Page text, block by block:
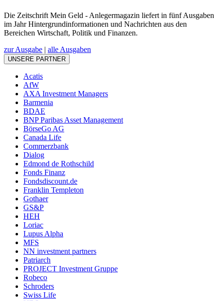
Die Zeitschrift Mein Geld - Anlegermagazin liefert in fünf Ausgaben
im Jahr Hintergrundinformationen und Nachrichten aus den
Bereichen Wirtschaft, Politik und Finanzen.
zur Ausgabe | alle Ausgaben
UNSERE PARTNER
Acatis
AfW
AXA Investment Managers
Barmenia
BDAE
BNP Paribas Asset Management
BörseGo AG
Canada Life
Commerzbank
Dialog
Edmond de Rothschild
Fonds Finanz
Fondsdiscount.de
Franklin Templeton
Gothaer
GS&P
HEH
Loriac
Lupus Alpha
MFS
NN investment partners
Patriarch
PROJECT Investment Gruppe
Robeco
Schroders
Swiss Life